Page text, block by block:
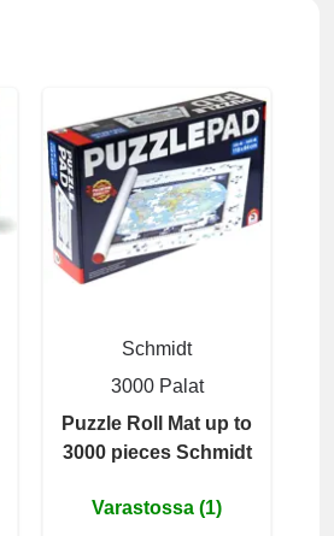
Schmidt
3000 Palat
Puzzle Roll Mat up to
3000 pieces Schmidt
Varastossa (1)